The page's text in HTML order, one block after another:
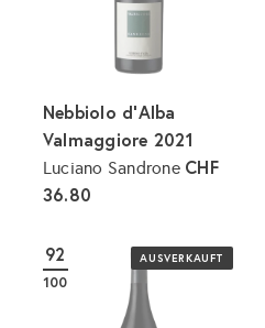
Nebbiolo d'Alba
Valmaggiore 2021
Luciano Sandrone CHF
36.80
AUSVERKAUFT
92
100